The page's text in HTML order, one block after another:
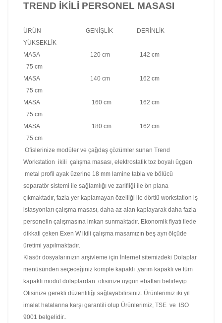
TREND İKİLİ PERSONEL MASASI
ÜRÜN GENİŞLİK DERİNLİK
YÜKSEKLİK
MASA 120 cm 142 cm
75 cm
MASA 140 cm 162 cm
75 cm
MASA 160 cm 162 cm
75 cm
MASA 180 cm 162 cm
75 cm
Ofislerinize modüler ve çağdaş çözümler sunan Trend
Workstation ikili çalışma masası, elektrostatik toz boyalı üçgen
metal profil ayak üzerine 18 mm lamine tabla ve bölücü
separatör sistemi ile sağlamlığı ve zarifliği ile ön plana
çıkmaktadır, fazla yer kaplamayan özelliği ile dörtlü workstation iş
istasyonları çalışma masası, daha az alan kaplayarak daha fazla
personelin çalışmasına imkan sunmaktadır. Ekonomik fiyatı ilede
dikkati çeken Exen W ikili çalışma masamızın beş ayrı ölçüde
üretimi yapılmaktadır.
Klasör dosyalarınızın arşivleme için İnternet sitemizdeki Dolaplar
menüsünden seçeceğiniz komple kapaklı ,yarım kapaklı ve tüm
kapaklı modül dolaplardan ofisinize uygun ebatları belirleyip
Ofisinize gerekli düzenliliği sağlayabilirsiniz. Ürünlerimiz iki yıl
imalat hatalarına karşı garantili olup Ürünlerimiz, TSE ve ISO
9001 belgelidir..